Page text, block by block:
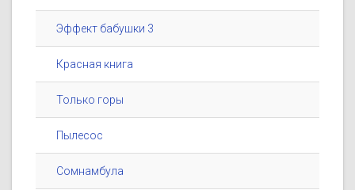
Эффект бабушки 3
Красная книга
Только горы
Пылесос
Сомнамбула